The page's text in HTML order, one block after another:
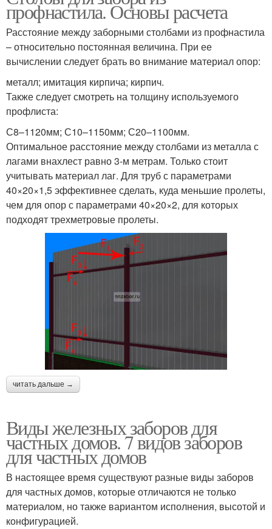
профнастила. Основы расчета
Расстояние между заборными столбами из профнастила
– относительно постоянная величина. При ее
вычислении следует брать во внимание материал опор:
металл; имитация кирпича; кирпич.
Также следует смотреть на толщину используемого
профлиста:
С8–1120мм; С10–1150мм; С20–1100мм.
Оптимальное расстояние между столбами из металла с
лагами внахлест равно 3-м метрам. Только стоит
учитывать материал лаг. Для труб с параметрами
40×20×1,5 эффективнее сделать, куда меньшие пролеты,
чем для опор с параметрами 40×20×2, для которых
подходят трехметровые пролеты.
читать дальше →
Виды железных заборов для
частных домов. 7 видов заборов
для частных домов
В настоящее время существуют разные виды заборов
для частных домов, которые отличаются не только
материалом, но также вариантом исполнения, высотой и
конфигурацией.